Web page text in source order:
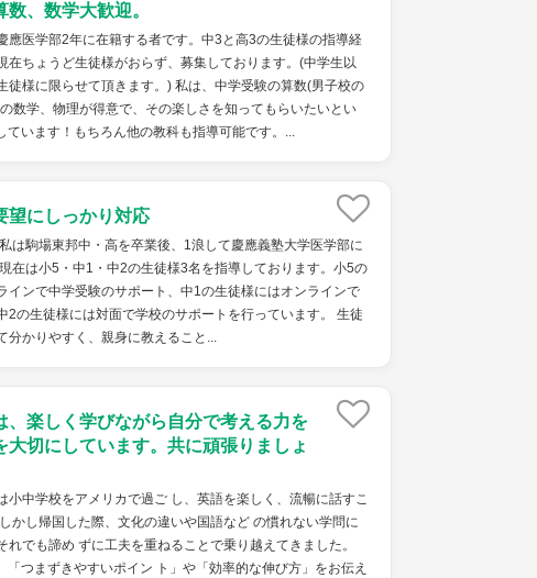
、数学大歓迎。
應医学部2年に在籍する者です。中3と高3の生徒様の指導経
在ちょうど生徒様がおらず、募集しております。(中学生以
徒様に限らせて頂きます。) 私は、中学受験の算数(男子校の
数学、物理が得意で、その楽しさを知ってもらいたいとい
ています！もちろん他の教科も指導可能です。...
望にしっかり対応
私は駒場東邦中・高を卒業後、1浪して慶應義塾大学医学部に
在は小5・中1・中2の生徒様3名を指導しております。小5の
インで中学受験のサポート、中1の生徒様にはオンラインで
2の生徒様には対面で学校のサポートを行っています。 生徒
分かりやすく、親身に教えること...
、楽しく学びながら自分で考える力を
大切にしています。共に頑張りましょ
小中学校をアメリカで過ご し、英語を楽しく、流暢に話すこ
かし帰国した際、文化の違いや国語など の慣れない学問に
れでも諦め ずに工夫を重ねることで乗り越えてきました。
「つまずきやすいポイン ト」や「効率的な伸び方」をお伝え